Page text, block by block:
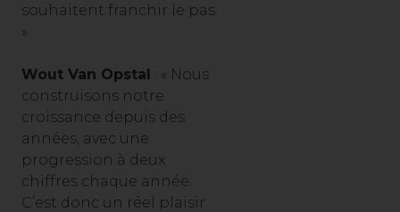
souhaitent franchir le pas.
»
Wout Van Opstal : « Nous
construisons notre
croissance depuis des
années, avec une
progression à deux
chiffres chaque année.
C’est donc un réel plaisir